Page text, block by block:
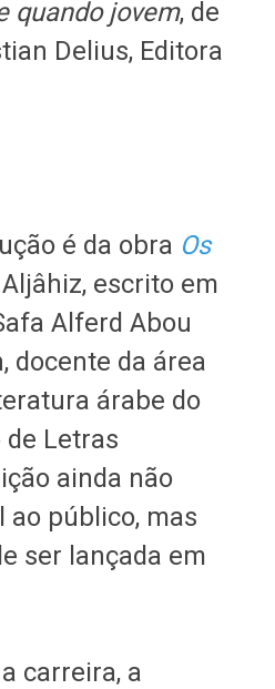
quando jovem, de
Delius, Editora
é da obra Os
escrito em
Alferd Abou
docente da área
árabe do
Letras
ainda não
ao público, mas
ser lançada em
carreira, a